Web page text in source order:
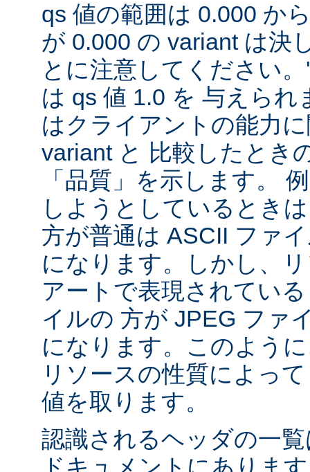
qs 値の範囲は 0.000 か
が 0.000 の variant は決
とに注意してください
は qs 値 1.0 を 与えら
はクライアントの能力
variant と 比較したとき
「品質」を示します。
しようとしているとき
方が普通は ASCII ファ
になります。しかし、
アートで表現されてい
イルの 方が JPEG ファ
になります。このよう
リソースの性質によっ
値を取ります。
認識されるヘッダの一
ドキュメントにありま